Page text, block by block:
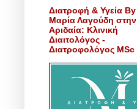
Διατροφή & Υγεία By
Μαρία Λαγούδη στην
Αριδαία: Κλινική
Διαιτολόγος -
Διατροφολόγος MSc